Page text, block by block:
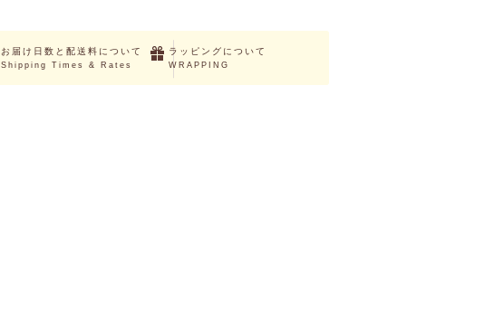
お届け日数と配送料について
Shipping Times & Rates
ラッピングについて
WRAPPING